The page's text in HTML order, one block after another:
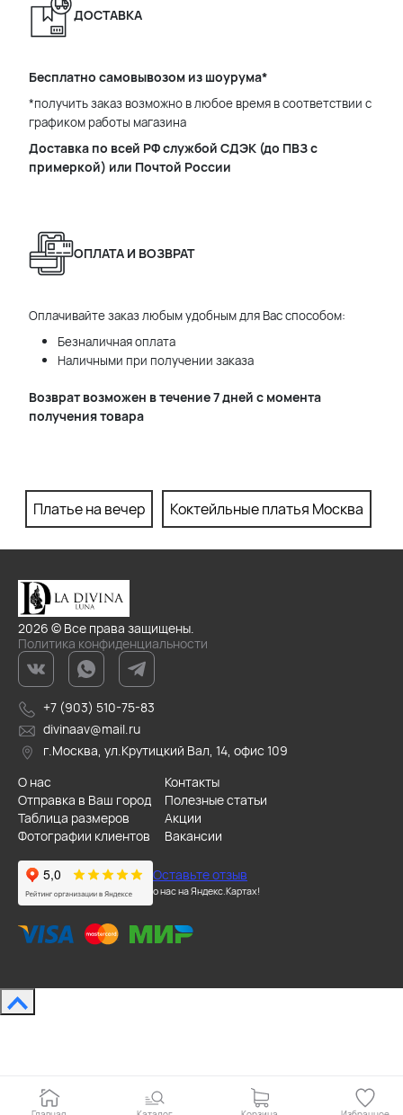
ДОСТАВКА
Бесплатно самовывозом из шоурума*
*получить заказ возможно в любое время в соответствии с
графиком работы магазина
Доставка по всей РФ службой СДЭК (до ПВЗ с
примеркой) или Почтой России
ОПЛАТА И ВОЗВРАТ
Оплачивайте заказ любым удобным для Вас способом:
Безналичная оплата
Наличными при получении заказа
Возврат возможен в течение 7 дней с момента
получения товара
Платье на вечер Коктейльные платья Москва
2026 © Все права защищены.
Политика конфиденциальности
+7 (903) 510-75-83
divinaav@mail.ru
г.Москва, ул.Крутицкий Вал, 14, офис 109
О нас
Контакты
Отправка в Ваш город
Полезные статьи
Таблица размеров
Акции
Фотографии клиентов
Вакансии
Оставьте отзыв
о нас на Яндекс.Картах!